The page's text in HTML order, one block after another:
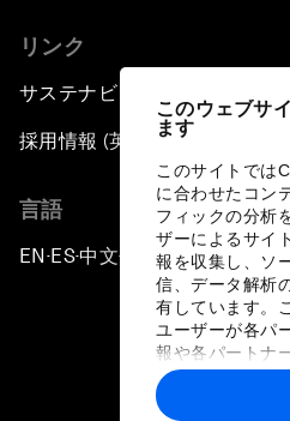
このウェブサ
ます
このサイトでは
に合わせたコン
フィックの分析
ザーによるサイ
報を収集し、ソ
信、データ解析
有しています。
ユーザーが各パ
報や各パートナ
に収集された情
トナーによって
リンク
サステナビリティへの取り組み
採用情報 (英語のみ)
言語
EN ▪ES▪中文▪ 日本語